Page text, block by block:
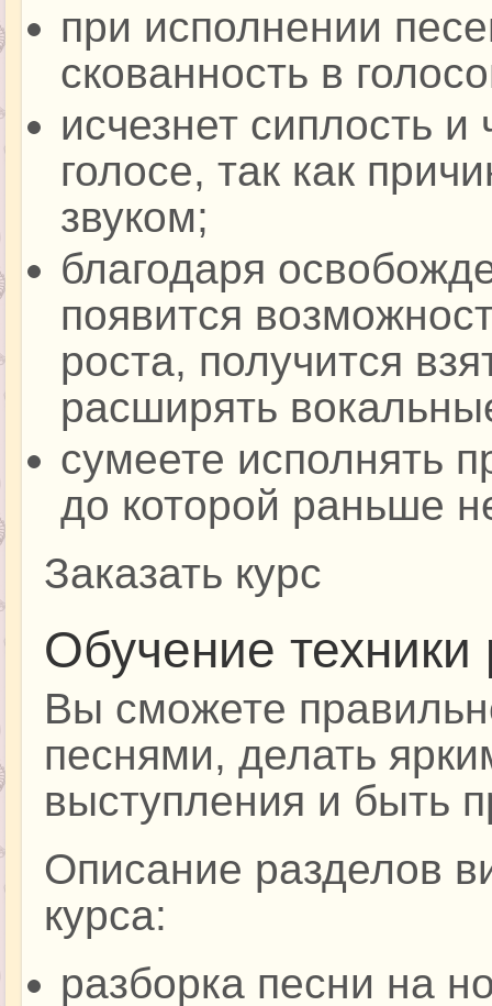
при исполнении
скованность в
исчезнет сиплость и
голосе, так как
звуком;
благодаря
появится
роста, получится
расширять
сумеете исполнять
до которой раньше
Заказать курс
Обучение
Вы сможете
песнями, делать
выступления и быть
Описание разделов
курса:
разборка песни на